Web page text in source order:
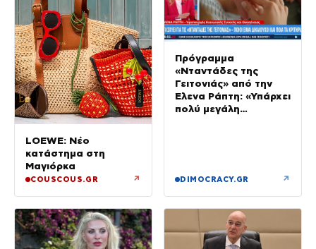
LOEWE: Νέο
κατάστημα στη
Μαγιόρκα
COUSCOUS.GR ↗
Πρόγραμμα
«Νταντάδες της
Γειτονιάς» από την
Έλενα Ράπτη: «Υπάρχει
πολύ μεγάλη
DIMOCRACY.GR ↗